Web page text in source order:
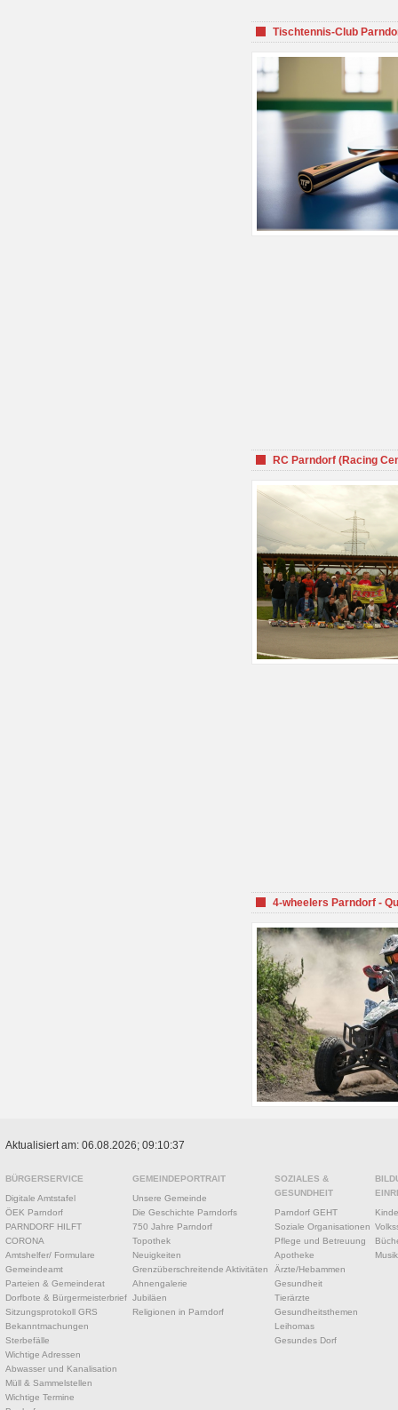
Tischtennis-Club
RC Parndorf (Racing
4-wheelers Parndorf -
Aktualisiert am: 06.08.2026; 09:10:37
BÜRGERSERVICE
Digitale Amtstafel
ÖEK Parndorf
PARNDORF HILFT
CORONA
Amtshelfer/ Formulare
Gemeindeamt
Parteien & Gemeinderat
Dorfbote & Bürgermeisterbrief
Sitzungsprotokoll GRS
Bekanntmachungen
Sterbefälle
Wichtige Adressen
Abwasser und Kanalisation
Müll & Sammelstellen
Wichtige Termine
GEMEINDEPORTRAIT
Unsere Gemeinde
Die Geschichte Parndorfs
750 Jahre Parndorf
Topothek
Neuigkeiten
Grenzüberschreitende Aktivitäten
Ahnengalerie
Jubiläen
Religionen in Parndorf
SOZIALES &
GESUNDHEIT
Parndorf GEHT
Soziale Organisationen
Pflege und Betreuung
Apotheke
Ärzte/Hebammen
Gesundheit
Tierärzte
Gesundheitsthemen
Leihomas
Gesundes Dorf